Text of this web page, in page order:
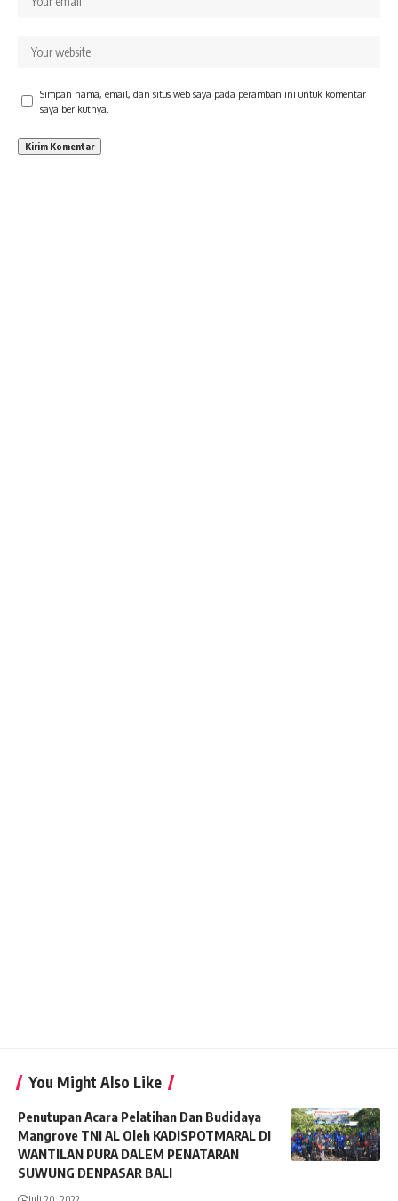
Simpan nama, email, dan situs web saya pada peramban ini untuk komentar
saya berikutnya.
You Might Also Like
Penutupan Acara Pelatihan Dan Budidaya
Mangrove TNI AL Oleh KADISPOTMARAL DI
WANTILAN PURA DALEM PENATARAN
SUWUNG DENPASAR BALI